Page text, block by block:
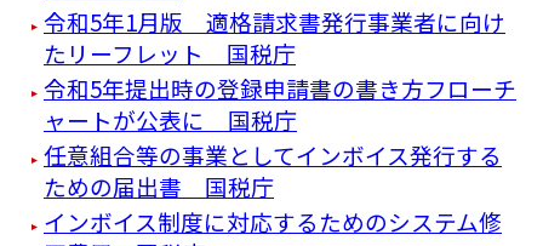
令和5年1月版 適格請求書発行事業者に向け
たリーフレット 国税庁
令和5年提出時の登録申請書の書き方フローチ
ャートが公表に 国税庁
任意組合等の事業としてインボイス発行する
ための届出書 国税庁
インボイス制度に対応するためのシステム修